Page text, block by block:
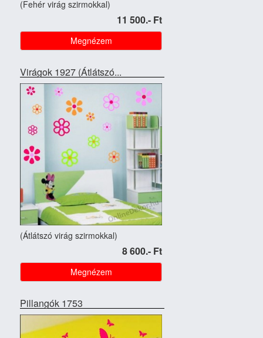
(Fehér virág szirmokkal)
11 500.- Ft
Megnézem
Virágok 1927 (Átlátszó...
(Átlátszó virág szirmokkal)
8 600.- Ft
Megnézem
Pillangók 1753